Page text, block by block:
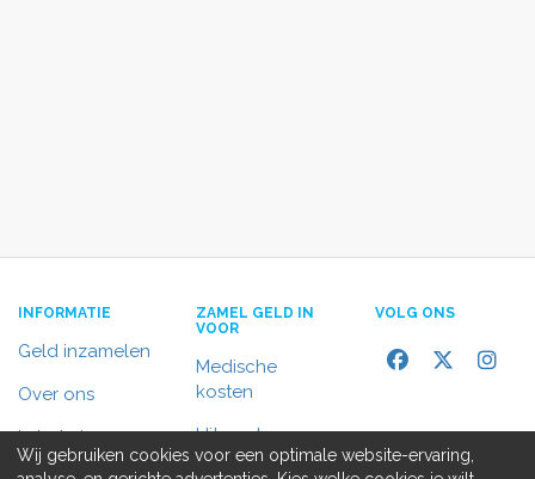
INFORMATIE
Geld inzamelen
Over ons
In het nieuws
ZAMEL GELD IN
VOOR
Medische
kosten
Uitvaart
VOLG ONS
Wij gebruiken cookies voor een optimale website-ervaring,